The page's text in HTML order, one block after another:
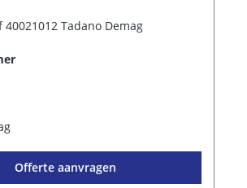
Tadano Demag
Offerte aanvragen